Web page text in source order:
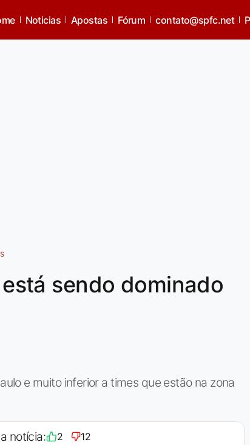
dominado pelo
Noticias Apostas Fórum contato@spfc.net
sendo dominado
e muito inferior a times que estão na zona
notícia: 2 12